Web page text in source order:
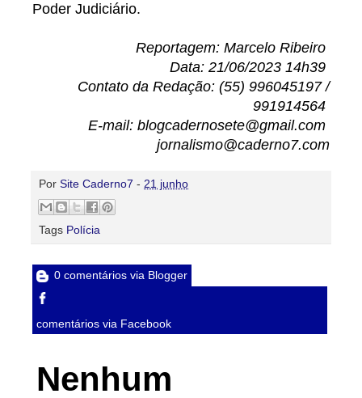
Poder Judiciário.
Reportagem: Marcelo Ribeiro
Data: 21/06/2023 14h39
Contato da Redação: (55) 996045197 /
991914564
E-mail: blogcadernosete@gmail.com
jornalismo@caderno7.com
Por Site Caderno7 - 21 junho
Tags Polícia
0 comentários via Blogger
comentários via Facebook
Nenhum